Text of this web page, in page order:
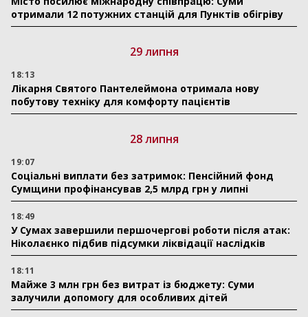
отримали 12 потужних станцій для Пунктів обігріву
29 липня
18:13
Лікарня Святого Пантелеймона отримала нову
побутову техніку для комфорту пацієнтів
28 липня
19:07
Соціальні виплати без затримок: Пенсійний фонд
Сумщини профінансував 2,5 млрд грн у липні
18:49
У Сумах завершили першочергові роботи після атак:
Ніколаєнко підбив підсумки ліквідації наслідків
18:11
Майже 3 млн грн без витрат із бюджету: Суми
залучили допомогу для особливих дітей